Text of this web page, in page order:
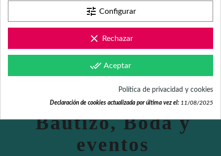
Detalles
personalizados
para Comunión,
Bautizo, Boda y
eventos
tune Configurar
clear Rechazar
done_all Aceptar
Política de privacidad y cookies
Declaración de cookies actualizada por última vez el: 11/08/2025